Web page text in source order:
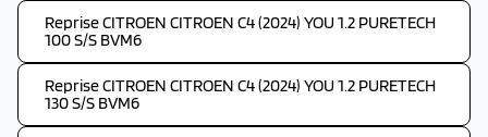
Reprise CITROEN CITROEN C4 (2024) YOU 1.2 PURETECH
100 S/S BVM6
Reprise CITROEN CITROEN C4 (2024) YOU 1.2 PURETECH
130 S/S BVM6